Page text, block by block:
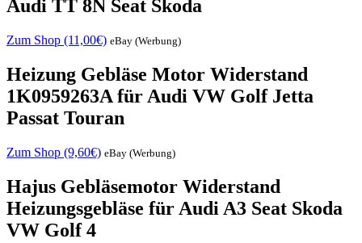
Audi TT 8N Seat Skoda
Zum Shop (11,00€) eBay (Werbung)
Heizung Gebläse Motor Widerstand
1K0959263A für Audi VW Golf Jetta
Passat Touran
Zum Shop (9,60€) eBay (Werbung)
Hajus Gebläsemotor Widerstand
Heizungsgebläse für Audi A3 Seat Skoda
VW Golf 4